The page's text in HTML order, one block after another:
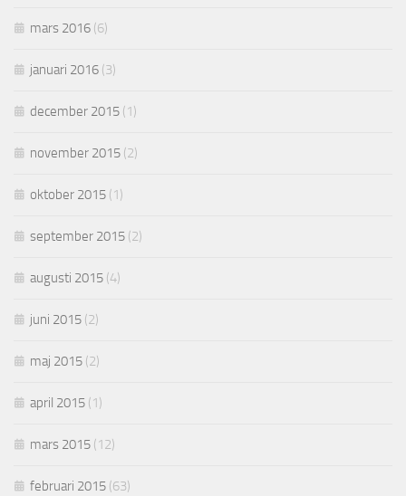
mars 2016 (6)
januari 2016 (3)
december 2015 (1)
november 2015 (2)
oktober 2015 (1)
september 2015 (2)
augusti 2015 (4)
juni 2015 (2)
maj 2015 (2)
april 2015 (1)
mars 2015 (12)
februari 2015 (63)